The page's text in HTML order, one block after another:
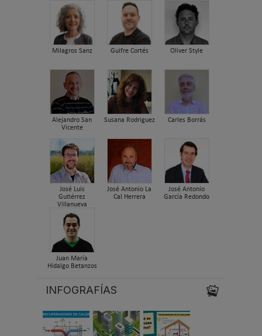
Milagros Sanz Guifre Cortés Oliver Style
Alejandro San
Vicente
Susana Rodriguez Carles Borrás
José Luis
Gutiérrez
Villanueva
José Antonio La
Cal Herrera
José Antonio
García Redondo
Juan María
Hidalgo Betanzos
INFOGRAFÍAS